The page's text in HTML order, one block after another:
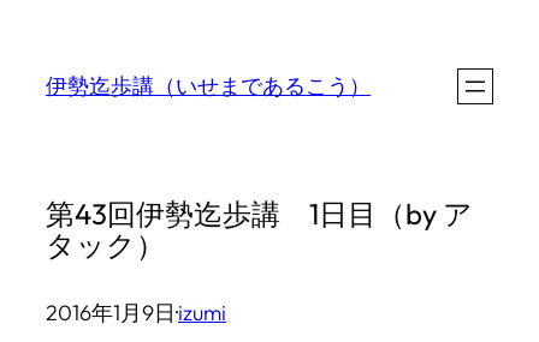
伊勢迄歩講（いせまであるこう）
第43回伊勢迄歩講 1日目（by ア
タック）
2016年1月9日·izumi